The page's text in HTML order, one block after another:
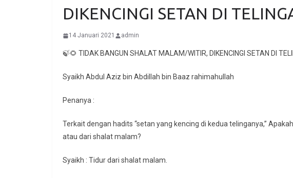
DIKENCINGI SETAN DI
14 Januari 2021 admin
🍃🌻 TIDAK BANGUN SHALAT MALAM/WITIR, DIKENCINGI SETAN DI
Syaikh Abdul Aziz bin Abdillah bin Baaz rahimahullah
Penanya :
Terkait dengan hadits “setan yang kencing di kedua telinganya,”
atau dari shalat malam?
Syaikh : Tidur dari shalat malam.